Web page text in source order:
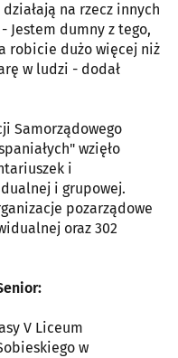
na rzecz innych
Jestem dumny z tego,
robicie dużo więcej niż
w ludzi - dodał
Samorządowego
wzięło
i
i grupowej.
pozarządowe
oraz 302
V Liceum
w